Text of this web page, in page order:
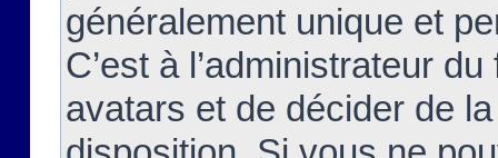
généralement unique et
C’est à l’administrateur
avatars et de décider de